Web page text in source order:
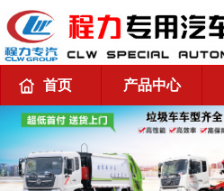
首页 产品中心